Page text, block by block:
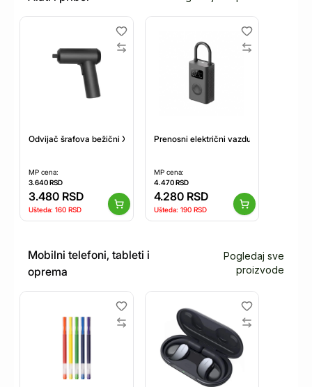
Odvijač šrafova bežični Xiaomi Mi Cordless Screwdriver
MP cena:
3.640RSD
3.480 RSD
Ušteda: 160 RSD
Prenosni električni vazdušni kompresor
MP cena:
4.470RSD
4.280 RSD
Ušteda: 190 RSD
Mobilni telefoni, tableti i
oprema
Pogledaj sve
proizvode